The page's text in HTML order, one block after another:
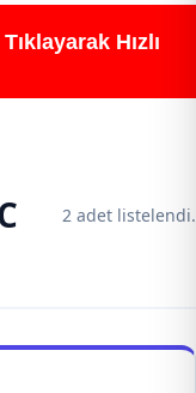
Hızlı
2 adet listelendi.